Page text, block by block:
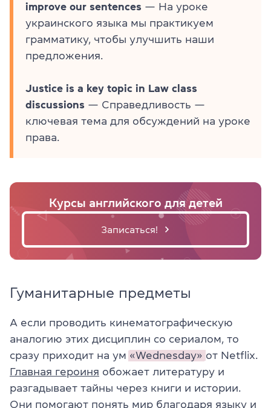
improve our sentences — На уроке
украинского языка мы практикуем
грамматику, чтобы улучшить наши
предложения.
Justice is a key topic in Law class
discussions — Справедливость —
ключевая тема для обсуждений на уроке
права.
Курсы английского для детей
Записаться!
Гуманитарные предметы
А если проводить кинематографическую
аналогию этих дисциплин со сериалом, то
сразу приходит на ум «Wednesday» от Netflix.
Главная героиня обожает литературу и
разгадывает тайны через книги и истории.
Они помогают понять мир благодаря языку и